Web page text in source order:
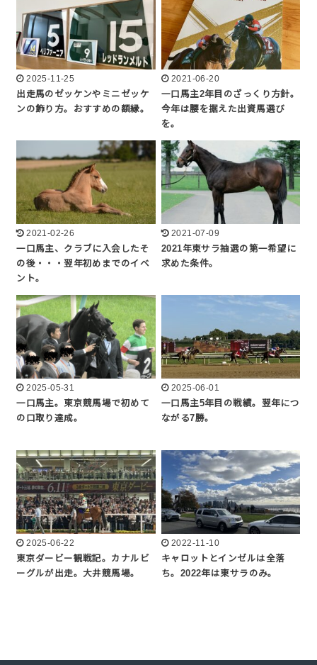
2025-11-25
出走馬のゼッケンやミニゼッケ
ンの飾り方。おすすめの額縁。
2021-06-20
一口馬主2年目のざっくり方針。
今年は腰を据えた出資馬選び
を。
2021-02-26
一口馬主、クラブに入会したそ
の後・・・翌年初めまでのイベ
ント。
2021-07-09
2021年東サラ抽選の第一希望に
求めた条件。
2025-05-31
一口馬主。東京競馬場で初めて
の口取り達成。
2025-06-01
一口馬主5年目の戦績。翌年につ
ながる7勝。
2025-06-22
東京ダービー観戦記。カナルビ
ーグルが出走。大井競馬場。
2022-11-10
キャロットとインゼルは全落
ち。2022年は東サラのみ。